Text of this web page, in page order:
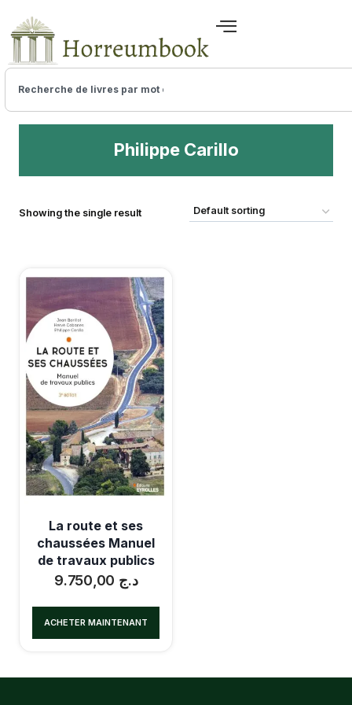
Philippe Carillo
Showing the single result
La route et ses
chaussées Manuel
de travaux publics
د.ج
ACHETER MAINTENANT